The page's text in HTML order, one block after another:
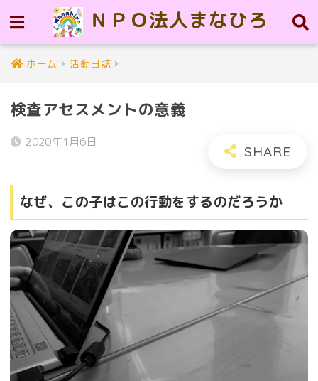
ＮＰＯ法人まなひろ
ホーム 活動日誌
検査アセスメントの意義
2020年1月6日
なぜ、この子はこの行動をするのだろうか